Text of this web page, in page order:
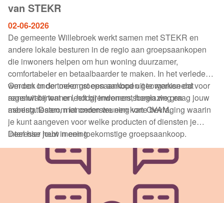
van STEKR
02-06-2026
De gemeente Willebroek werkt samen met STEKR en
andere lokale besturen in de regio aan groepsaankopen
die inwoners helpen om hun woning duurzamer,
comfortabeler en betaalbaarder te maken. In het verleden
werden onder meer groepsaankopen georganiseerd voor
regenwatertonnen, hoogrendementsbeglazing en
asbestattesten, met ondersteuning van OVAM.
Om ook in de toekomst een aanbod uit te werken dat
aansluit bij wat er leeft bij inwoners, horen we graag jouw
mening. Daarom lanceren we een korte bevraging waarin
je kunt aangeven voor welke producten of diensten je
interesse hebt in een toekomstige groepsaankoop.
Deel hier jouw mening